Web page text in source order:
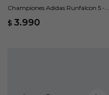
Championes Adidas Runfalcon 5 -
$ 3.990